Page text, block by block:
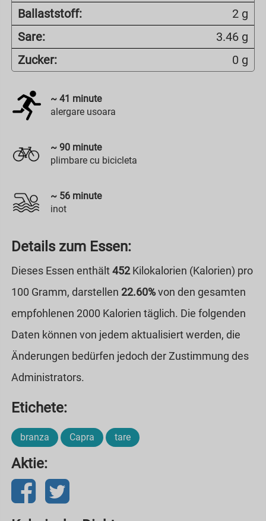
Ballaststoff:
2 g
Sare:
3.46 g
Zucker:
0 g
~ 41 minute
alergare usoara
~ 90 minute
plimbare cu bicicleta
~ 56 minute
inot
Details zum Essen:
Dieses Essen enthält452Kilokalorien (Kalorien) pro
100 Gramm, darstellen 22.60%von den gesamten
empfohlenen 2000 Kalorien täglich. Die folgenden
Daten können von jedem aktualisiert werden, die
Änderungen bedürfen jedoch der Zustimmung des
Administrators.
Etichete:
branza Capra tare
Aktie: